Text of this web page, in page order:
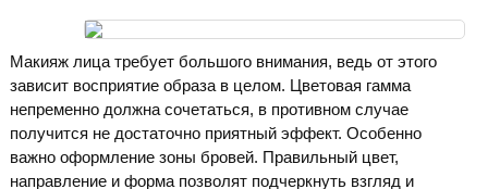
Макияж лица требует большого внимания, ведь от этого
зависит восприятие образа в целом. Цветовая гамма
непременно должна сочетаться, в противном случае
получится не достаточно приятный эффект. Особенно
важно оформление зоны бровей. Правильный цвет,
направление и форма позволят подчеркнуть взгляд и